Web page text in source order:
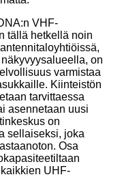
VHF-
tällä hetkellä noin
on
varmistaa
Kiinteistön
tarvittaessa
asennetaan uusi
on
sellaiseksi, joka
Osa
UHF-